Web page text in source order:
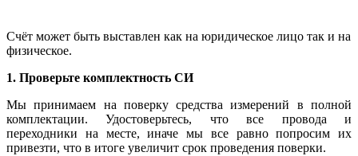
Счёт может быть выставлен как на юридическое лицо так и на
физическое.
1. Проверьте комплектность СИ
Мы принимаем на поверку средства измерений в полной
комплектации. Удостоверьтесь, что все провода и
переходники на месте, иначе мы все равно попросим их
привезти, что в итоге увеличит срок проведения поверки.